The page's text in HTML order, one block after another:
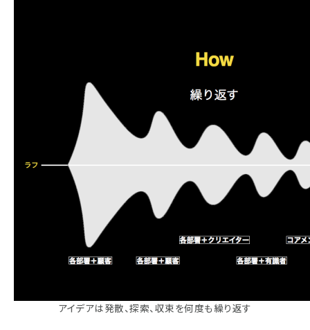
アイデアは発散、探索、収束を何度も繰り返す